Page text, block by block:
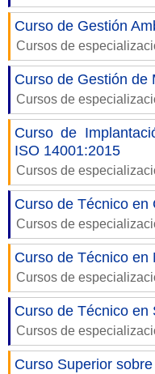
Curso de Gestión
Cursos de
Curso de Gestión de
Cursos de
Curso de
ISO 14001:2015
Cursos de
Curso de Técnico en
Cursos de
Curso de Técnico en
Cursos de
Curso de Técnico en
Cursos de
Curso Superior